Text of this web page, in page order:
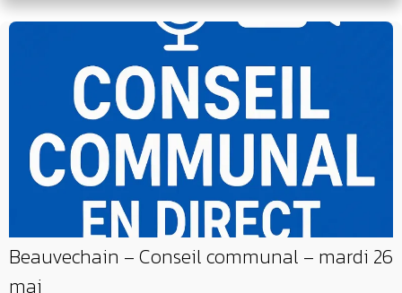
Beauvechain – Conseil communal – mardi 26
mai